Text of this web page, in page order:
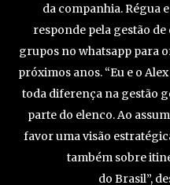
da companhia. Régua
responde pela gestão de
grupos no whatsapp para
próximos anos. “Eu e o
toda diferença na gestão
parte do elenco. Ao
favor uma visão
também sobre
do Brasil”,